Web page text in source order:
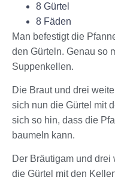
8 Gürtel
8 Fäden
Man befestigt die
den Gürteln. Genau so
Suppenkellen.
Die Braut und drei
sich nun die Gürtel mit
sich so hin, dass die
baumeln kann.
Der Bräutigam und
die Gürtel mit den